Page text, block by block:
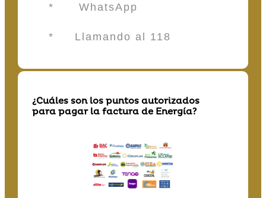
* WhatsApp
* Llamando al 118
¿Cuáles son los puntos autorizados
para pagar la factura de Energía?